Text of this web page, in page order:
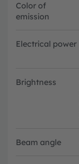
Color of
emission
Electrical power
Brightness
Beam angle